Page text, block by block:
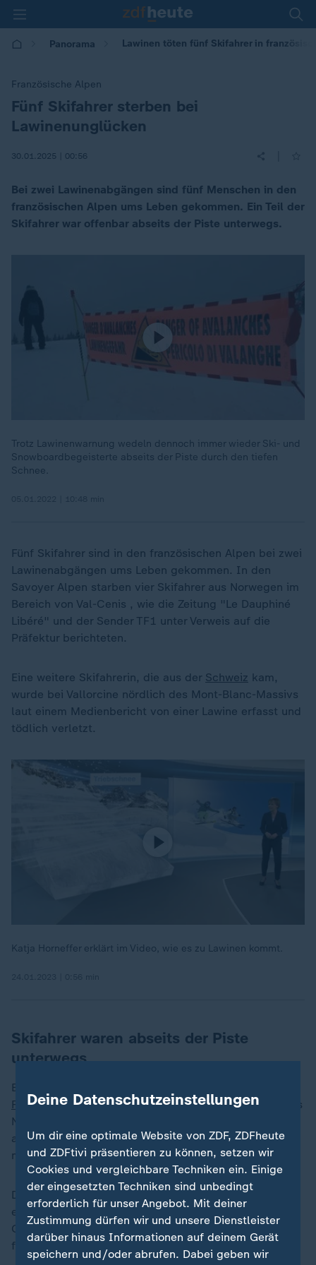
Panorama Lawinen töten fünf Skifahrer in
Französische Alpen
:Fünf Skifahrer sterben bei
Lawinenunglücken
30.01.2025 | 00:56
Bei zwei Lawinenabgängen sind fünf Menschen in den
französischen Alpen ums Leben gekommen. Ein Teil der
Skifahrer war offenbar abseits der Piste unterwegs.
Trotz Lawinenwarnung wedeln dennoch immer wieder Ski- und
Snowboardbegeisterte abseits der Piste durch den tiefen
Schnee.
Fünf Skifahrer sind in den französischen Alpen bei zwei
Lawinenabgängen ums Leben gekommen. In den
Savoyer Alpen starben vier Skifahrer aus Norwegen im
Bereich von Val-Cenis , wie die Zeitung "Le Dauphiné
Libéré" und der Sender TF1 unter Verweis auf die
Präfektur berichteten.
Eine weitere Skifahrerin, die aus der Schweiz kam,
wurde bei Vallorcine nördlich des Mont-Blanc-Massivs
laut einem Medienbericht von einer Lawine erfasst und
tödlich verletzt.
Katja Horneffer erklärt im Video, wie es zu Lawinen kommt.
Skifahrer waren abseits der Piste
unterwegs
Bei dem Unglück in den Savoyer Alpen im Südwesten
Frankreichs war eine Gruppe von sieben Skifahrern aus
Norwegen auf einer Tour abseits der Piste unterwegs,
als eine große Lawine abging, die vier von ihnen
mitriss.
Drei von ihnen konnten nur noch tot geborgen werden,
eine noch per Hubschrauber ins Krankenhaus von
Grenoble geflogene Frau aus der Gruppe wurde dort
für tot erklärt.
Deine Datenschutzeinstellungen
Um dir eine optimale Website von ZDF, ZDFheute
und ZDFtivi präsentieren zu können, setzen wir
Cookies und vergleichbare Techniken ein. Einige
der eingesetzten Techniken sind unbedingt
erforderlich für unser Angebot. Mit deiner
Zustimmung dürfen wir und unsere Dienstleister
darüber hinaus Informationen auf deinem Gerät
speichern und/oder abrufen. Dabei geben wir